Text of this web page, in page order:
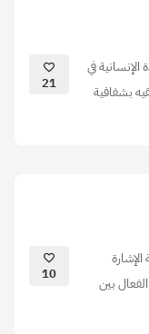
في
بشفافية
21
بين
10